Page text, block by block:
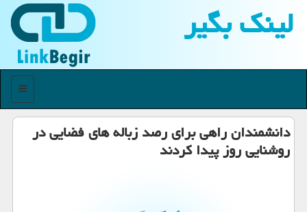
لینك بگیر
منو
دانشمندان راهی برای رصد زباله های فضایی در
روشنایی روز پیدا كردند